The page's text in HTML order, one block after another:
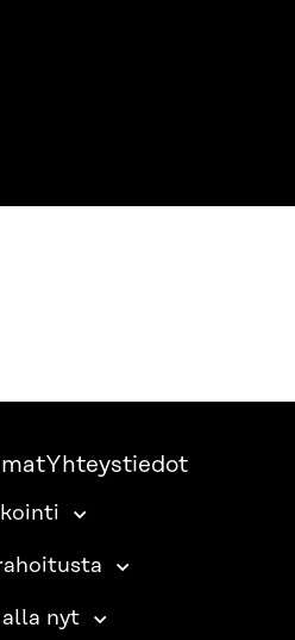
Yhteystiedot
alla nyt